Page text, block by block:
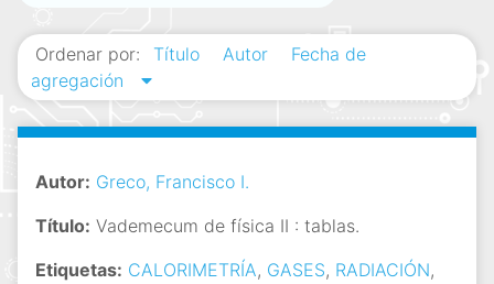
Ordenar por: Título Autor
Fecha de
agregación
Autor: Greco, Francisco I.
Título: Vademecum de física II : tablas.
Etiquetas: CALORIMETRÍA, GASES, RADIACIÓN,